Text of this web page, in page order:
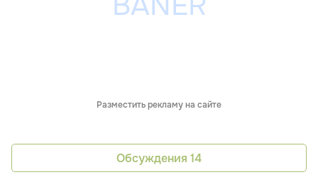
Разместить рекламу на сайте
Обсуждения 14